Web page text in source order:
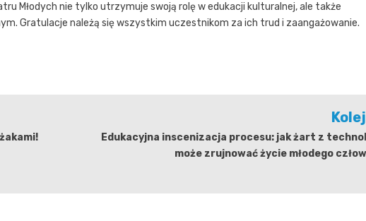
Młodych nie tylko utrzymuje swoją rolę w edukacji kulturalnej, ale także
Gratulacje należą się wszystkim uczestnikom za ich trud i zaangażowanie.
Edukacyjna inscenizacja procesu: jak żart z
może zrujnować życie młodego